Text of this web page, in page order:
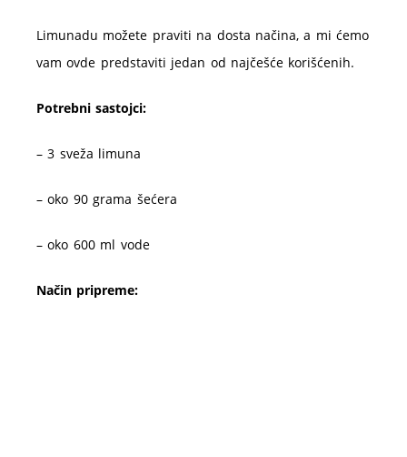
Limunadu možete praviti na dosta načina, a mi ćemo
vam ovde predstaviti jedan od najčešće korišćenih.
Potrebni sastojci:
– 3 sveža limuna
– oko 90 grama šećera
– oko 600 ml vode
Način pripreme: